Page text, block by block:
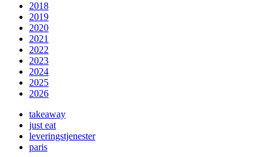
2018
2019
2020
2021
2022
2023
2024
2025
2026
takeaway
just eat
leveringstjenester
paris